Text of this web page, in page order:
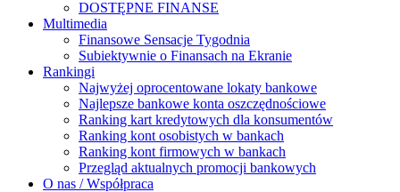
DOSTĘPNE FINANSE
Multimedia
Finansowe Sensacje Tygodnia
Subiektywnie o Finansach na Ekranie
Rankingi
Najwyżej oprocentowane lokaty bankowe
Najlepsze bankowe konta oszczędnościowe
Ranking kart kredytowych dla konsumentów
Ranking kont osobistych w bankach
Ranking kont firmowych w bankach
Przegląd aktualnych promocji bankowych
O nas / Współpraca